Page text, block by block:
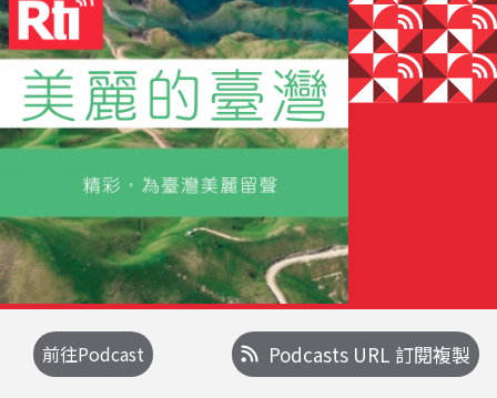
前往Podcast Podcasts URL 訂閱複製